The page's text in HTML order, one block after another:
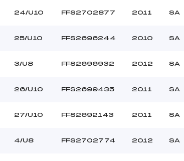
24/U10 FFS2702877 2011 SA
25/U10 FFS2696244 2010 SA
3/U8 FFS2696932 2012 SA
26/U10 FFS2699435 2011 SA
27/U10 FFS2692143 2011 SA
4/U8 FFS2702774 2012 SA